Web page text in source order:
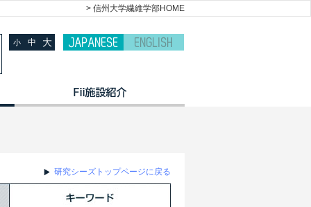
> 信州大学繊維学部HOME
小 中 大
研究シーズトップページに戻る